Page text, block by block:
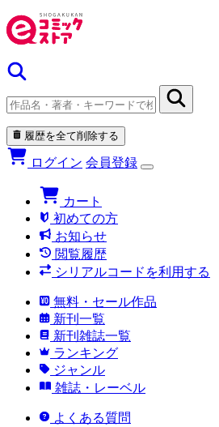
履歴を全て削除する
ログイン 会員登録
カート
初めての方
お知らせ
閲覧履歴
シリアルコードを利用する
無料・セール作品
新刊一覧
新刊雑誌一覧
ランキング
ジャンル
雑誌・レーベル
よくある質問